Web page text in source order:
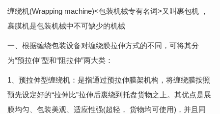
缠绕机(Wrapping machine)<包装机械专有名词>又叫裹包机 ，
裹膜机是包装机械中不可缺少的机械
一、根据缠绕包装设备对缠绕膜拉伸方式的不同，可将其分
为“预拉伸”型和“阻拉伸”两大类：
1、预拉伸型缠绕机：是指通过预拉伸膜架机构，将缠绕膜按照
预先设定好的“拉伸比”拉伸后裹绕到托盘货物之上。其优点是展
膜均匀、包装美观、适应性强(超轻， 货物均可使用)，并且同